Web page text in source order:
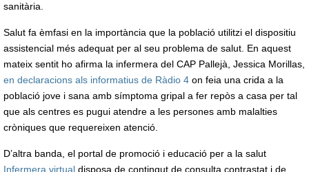
sanitària.
Salut fa èmfasi en la importància que la població utilitzi el dispositiu
assistencial més adequat per al seu problema de salut. En aquest
mateix sentit ho afirma la infermera del CAP Pallejà, Jessica Morillas,
en declaracions als informatius de Ràdio 4 on feia una crida a la
població jove i sana amb símptoma gripal a fer repòs a casa per tal
que als centres es pugui atendre a les persones amb malalties
cròniques que requereixen atenció.
D’altra banda, el portal de promoció i educació per a la salut
Infermera virtual disposa de contingut de consulta contrastat i de